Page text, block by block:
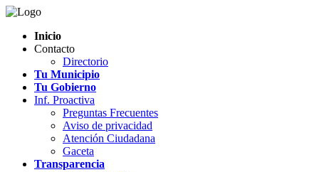
Inicio
Contacto
Directorio
Tu Municipio
Tu Gobierno
Inf. Proactiva
Preguntas Frecuentes
Aviso de privacidad
Atención Ciudadana
Gaceta
Transparencia